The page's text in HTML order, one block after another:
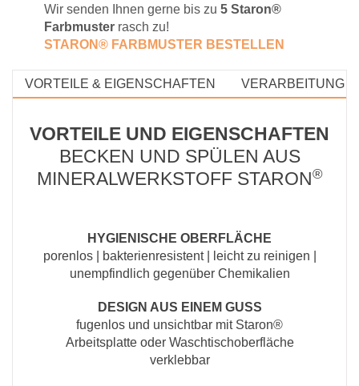
Wir senden Ihnen gerne bis zu 5 Staron®
Farbmuster rasch zu!
STARON® FARBMUSTE R BESTELLEN
VORTEILE & EIGENSCHAFTEN VERARBEITUNG
VORTEILE UND EIGENSCHAFTEN
BECKEN UND SPÜLEN AUS
MINERALWERKSTOFF STARON®
HYGIENISCHE OBERFLÄCHE
porenlos | bakterienresistent | leicht zu reinigen |
unempfindlich gegenüber Chemikalien
DESIGN AUS EINEM GUSS
fugenlos und unsichtbar mit Staron®
Arbeitsplatte oder Waschtischoberfläche
verklebbar